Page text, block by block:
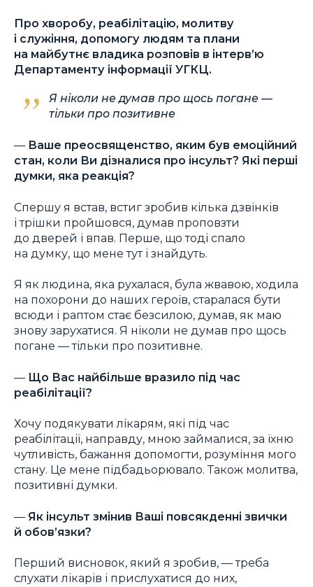
Про хворобу, реабілітацію, молитву
і служіння, допомогу людям та плани
на майбутнє владика розповів в інтерв’ю
Департаменту інформації УГКЦ.
Я ніколи не думав про щось погане —
тільки про позитивне
— Ваше преосвященство, яким був емоційний
стан, коли Ви дізналися про інсульт? Які перші
думки, яка реакція?
Спершу я встав, встиг зробив кілька дзвінків
і трішки пройшовся, думав проповзти
до дверей і впав. Перше, що тоді спало
на думку, що мене тут і знайдуть.
Я як людина, яка рухалася, була жвавою, ходила
на похорони до наших героїв, старалася бути
всюди і раптом стає безсилою, думав, як маю
знову зарухатися. Я ніколи не думав про щось
погане — тільки про позитивне.
— Що Вас найбільше вразило під час
реабілітації?
Хочу подякувати лікарям, які під час
реабілітації, направду, мною займалися, за їхню
чутливість, бажання допомогти, розуміння мого
стану. Це мене підбадьорювало. Також молитва,
позитивні думки.
— Як інсульт змінив Ваші повсякденні звички
й обов’язки?
Перший висновок, який я зробив, — треба
слухати лікарів і прислухатися до них,